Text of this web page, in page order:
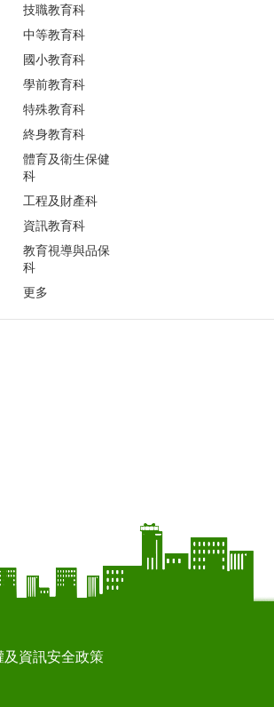
技職教育科
中等教育科
國小教育科
學前教育科
特殊教育科
終身教育科
體育及衛生保健
科
工程及財產科
資訊教育科
教育視導與品保
科
更多
及資訊安全政策